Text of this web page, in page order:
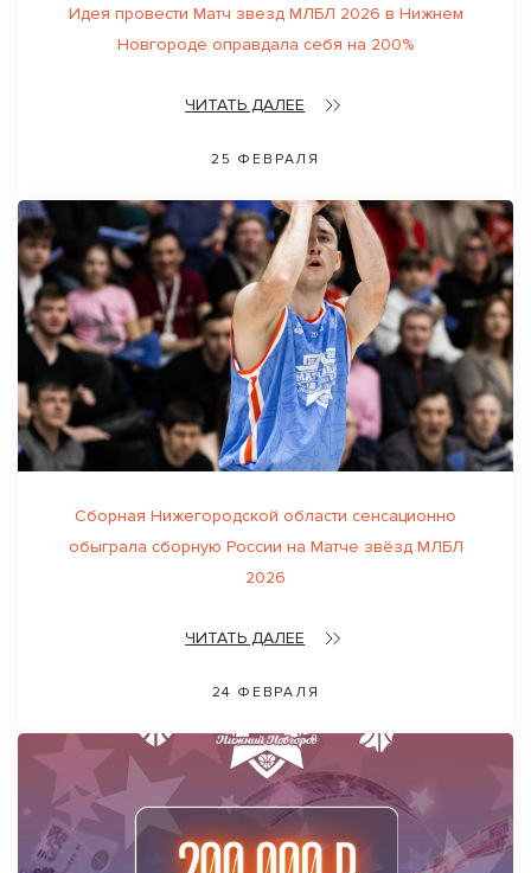
Идея провести Матч звезд МЛБЛ 2026 в Нижнем
Новгороде оправдала себя на 200%
ЧИТАТЬ ДАЛЕЕ
25 ФЕВРАЛЯ
Сборная Нижегородской области сенсационно
обыграла сборную России на Матче звёзд МЛБЛ
2026
ЧИТАТЬ ДАЛЕЕ
24 ФЕВРАЛЯ